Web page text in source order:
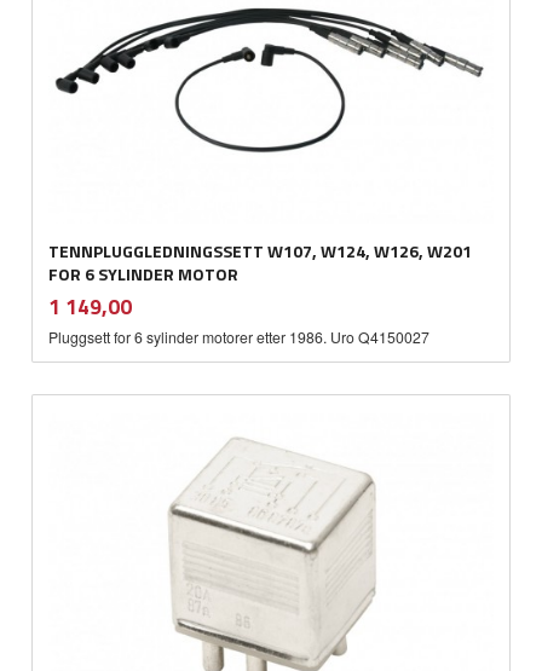
TENNPLUGGLEDNINGSSETT W107, W124, W126, W201
FOR 6 SYLINDER MOTOR
Pris
1 149,00mva.
Pluggsett for 6 sylinder motorer etter 1986. Uro Q4150027